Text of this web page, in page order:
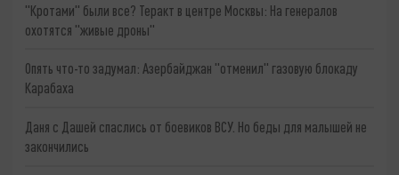
"Кротами" были все? Теракт в центре Москвы: На генералов
охотятся "живые дроны"
Опять что-то задумал: Азербайджан "отменил" газовую блокаду
Карабаха
Даня с Дашей спаслись от боевиков ВСУ. Но беды для малышей не
закончились